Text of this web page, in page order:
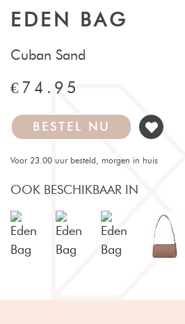
EDEN BAG
Cuban Sand
€74.95
BESTEL NU
Voor 23.00 uur besteld, morgen in huis
OOK BESCHIKBAAR IN